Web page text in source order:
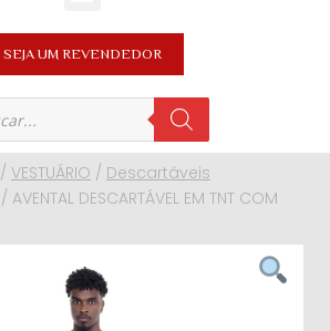
SEJA UM REVENDEDOR
/ VESTUÁRIO / Descartáveis
/ AVENTAL DESCARTÁVEL EM TNT COM